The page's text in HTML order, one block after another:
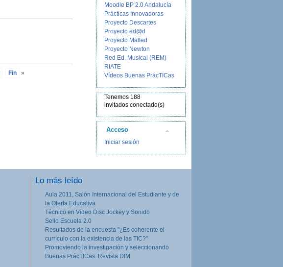
Fin »
Moodle BP 2.0 Andalucía
Prácticas Innovadoras
Proyecto Descartes
Proyecto ed@d
Proyecto Malted
Proyecto Newton
Red Ed. Musical (REM)
RIATE
Vídeos Buenas PrácTICas
Tenemos 188
invitados conectado(s)
Acceso
Iniciar sesión
Lo más leído
Aula 2011, Salón Internacional del Estudiante y de
la Oferta Educativa
Técnico en Vídeo Disc Jockey y Sonido
Sello Escuela 2.0
Resultados de la encuesta "¿Es coherente el
currículo con la existencia de las TIC?"
Promoviendo la investigación y seleccionando
Buenas PrácTICas: Revista DIM